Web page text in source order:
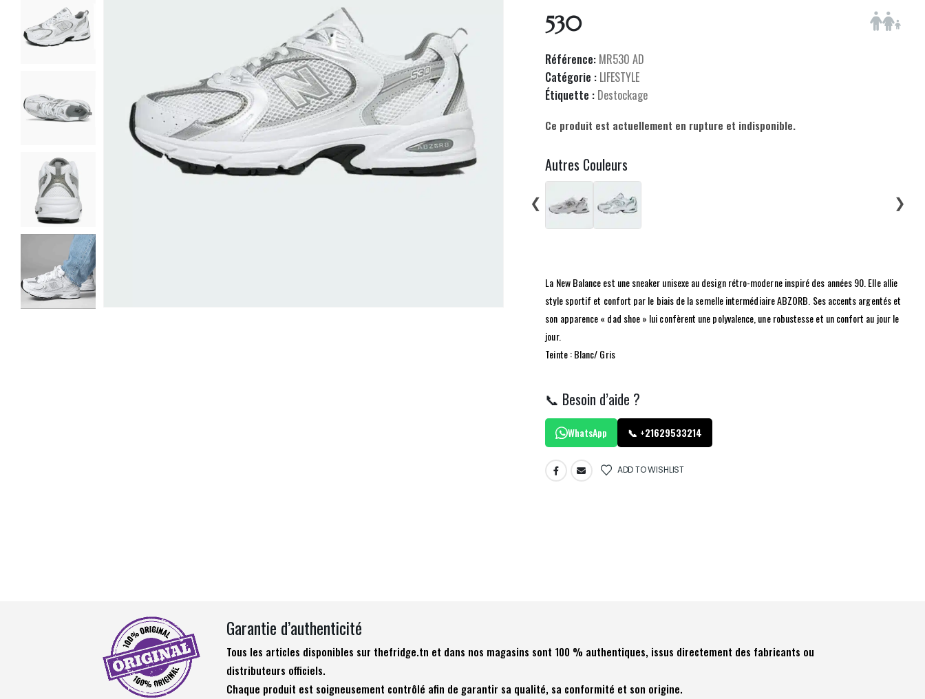
530
Référence: MR530 AD
Catégorie : LIFESTYLE
Étiquette : Destockage
Ce produit est actuellement en rupture et indisponible.
Autres Couleurs
❮
❯
La New Balance est une sneaker unisexe au design rétro-moderne inspiré des années 90. Elle allie
style sportif et confort par le biais de la semelle intermédiaire ABZORB. Ses accents argentés et
son apparence « dad shoe » lui confèrent une polyvalence, une robustesse et un confort au jour le
jour.
Teinte : Blanc/ Gris
📞 Besoin d’aide ?
WhatsApp 📞 +21629533214
ADD TO WISHLIST
Garantie d’authenticité
Tous les articles disponibles sur thefridge.tn et dans nos magasins sont 100 % authentiques, issus directement des fabricants ou
distributeurs officiels.
Chaque produit est soigneusement contrôlé afin de garantir sa qualité, sa conformité et son origine.